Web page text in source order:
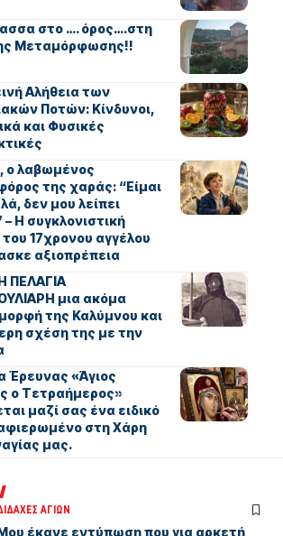
στο …. όρος….στη
Μεταμόρφωσης!!
Αλήθεια των
Ποτών: Κίνδυνοι,
και Φυσικές
ο λαβωμένος
της χαράς: “Είμαι
δεν μου λείπει
– Η συγκλονιστική
του 17χρονου αγγέλου
αξιοπρέπεια
ΠΕΛΑΓΙΑ
μια ακόμα
της Καλύμνου και
σχέση της με την
Έρευνας «Άγιος
ο Τετραήμερος»
μαζί σας ένα ειδικό
στη Χάρη
μας.
ΑΓΙΩΝ
έκανε εντύπωση που για αρκετή